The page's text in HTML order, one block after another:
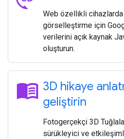
Web özellikli
görselleştirme için
verilerini açık kaynak
oluşturun.
menu_book 3D hikaye
geliştirin
Fotogerçekçi 3D
sürükleyici ve